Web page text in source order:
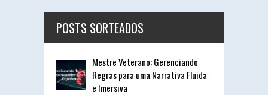
POSTS SORTEADOS
Mestre Veterano: Gerenciando
Regras para uma Narrativa Fluida
e Imersiva